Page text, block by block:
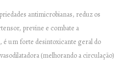
antimicrobianas, reduz os
previne e combate a
um forte desintoxicante geral do
(melhorando a circulação)